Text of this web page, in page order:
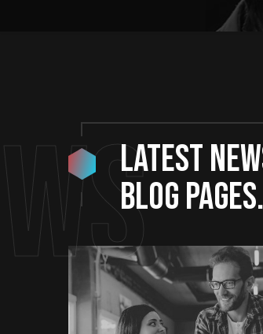
LATEST
blog pages.